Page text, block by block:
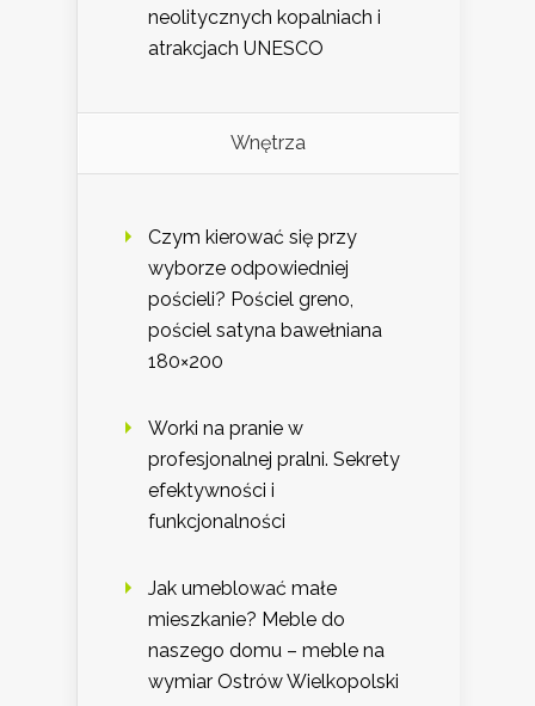
neolitycznych kopalniach i
atrakcjach UNESCO
Wnętrza
Czym kierować się przy
wyborze odpowiedniej
pościeli? Pościel greno,
pościel satyna bawełniana
180×200
Worki na pranie w
profesjonalnej pralni. Sekrety
efektywności i
funkcjonalności
Jak umeblować małe
mieszkanie? Meble do
naszego domu – meble na
wymiar Ostrów Wielkopolski